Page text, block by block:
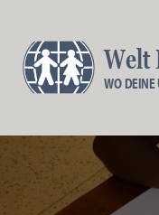
Welt
WO DEINE